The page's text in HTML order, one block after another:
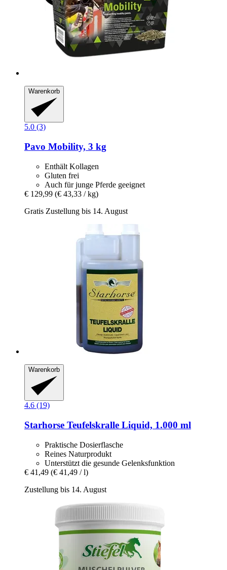
Warenkorb
5.0 (3)
Pavo Mobility, 3 kg
Enthält Kollagen
Gluten frei
Auch für junge Pferde geeignet
€ 129,99 (€ 43,33 / kg)
Gratis Zustellung bis 14. August
Warenkorb
4.6 (19)
Starhorse Teufelskralle Liquid, 1.000 ml
Praktische Dosierflasche
Reines Naturprodukt
Unterstützt die gesunde Gelenksfunktion
€ 41,49 (€ 41,49 / l)
Zustellung bis 14. August